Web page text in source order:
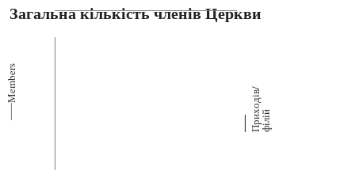
Загальна кількість членів Церкви
Members
П
р
их
о
д
і
в
/
ф
і
л
ій